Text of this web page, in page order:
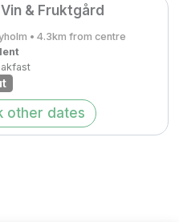
& Fruktgård
• 4.3km from centre
other dates
Manage Preferences